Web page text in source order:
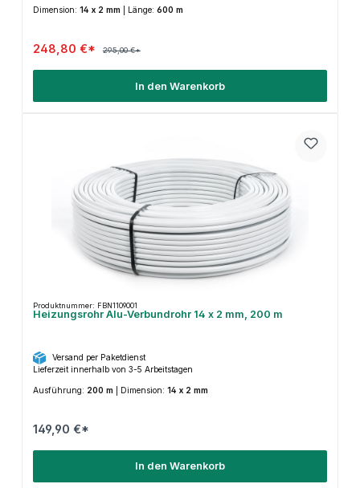
Dimension: 14 x 2 mm Länge: 600 m
248,80 €* 295,00 €*
In den Warenkorb
Produktnummer: FBN1109001
Heizungsrohr Alu-Verbundrohr 14 x 2 mm, 200 m
Versand per Paketdienst
Lieferzeit innerhalb von 3-5 Arbeitstagen
Ausführung: 200 m Dimension: 14 x 2 mm
149,90 €*
In den Warenkorb